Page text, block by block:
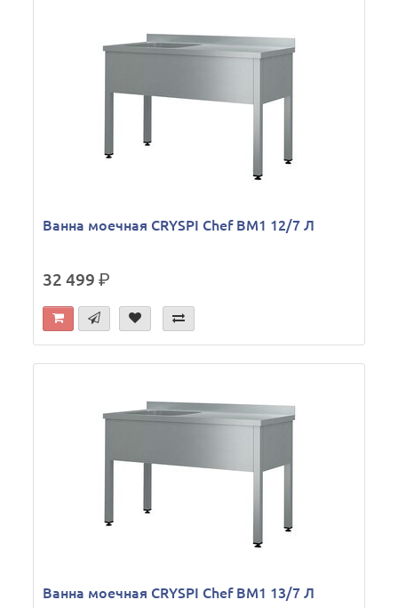
Ванна моечная CRYSPI Chef ВМ1 12/7 Л
32 499р.
Ванна моечная CRYSPI Chef ВМ1 13/7 Л